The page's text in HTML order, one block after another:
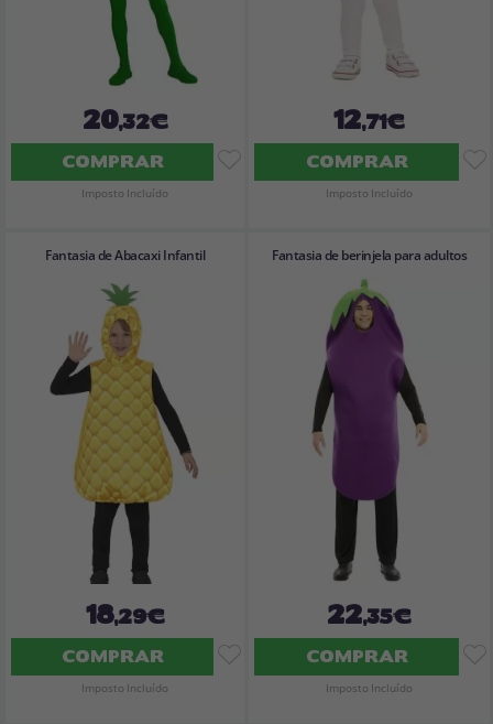
20,32€
COMPRAR
Imposto Incluído
12,71€
COMPRAR
Imposto Incluído
Fantasia de Abacaxi Infantil
18,29€
COMPRAR
Imposto Incluído
Fantasia de berinjela para adultos
22,35€
COMPRAR
Imposto Incluído